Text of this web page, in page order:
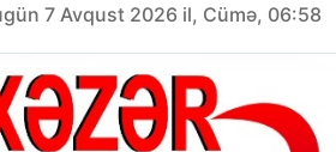
7 Avqust 2026 il, Cümə, 06:58